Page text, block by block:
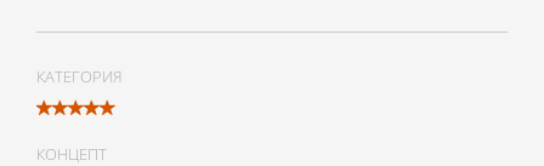
КАТЕГОРИЯ
КОНЦЕПТ